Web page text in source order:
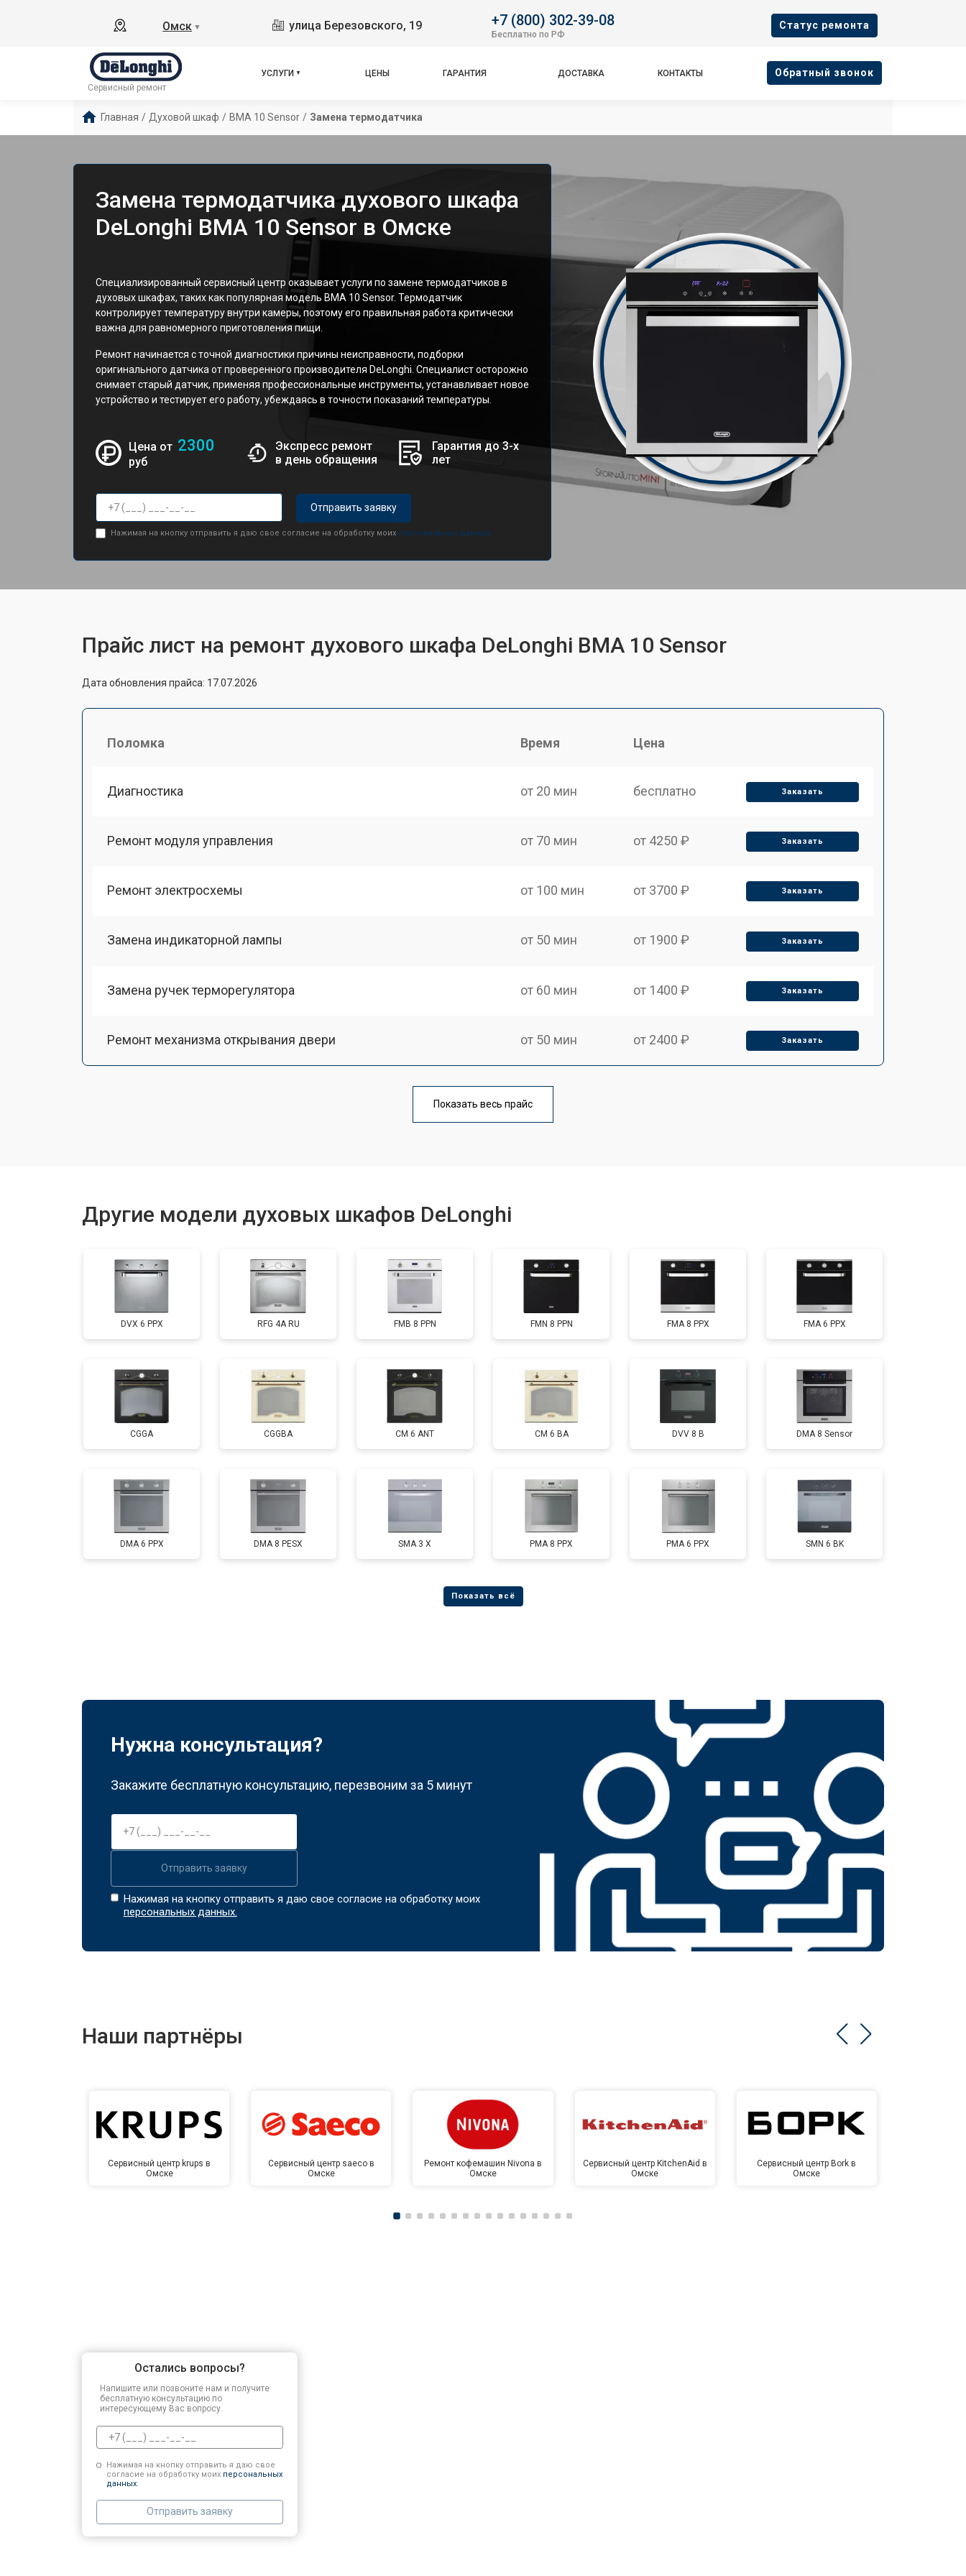
Омск ▼ улица Березовского, 19 +7 (800) 302-39-08
Бесплатно по РФ
Cтатус ремонта
Сервисный ремонт
УСЛУГИ ЦЕНЫ ГАРАНТИЯ ДОСТАВКА КОНТАКТЫ Oбратный звонок
Главная / Духовой шкаф / BMA 10 Sensor / Замена термодатчика
Замена термодатчика духового шкафа
DeLonghi BMA 10 Sensor в Омске
Специализированный сервисный центр оказывает услуги по замене термодатчиков в
духовых шкафах, таких как популярная модель BMA 10 Sensor. Термодатчик
контролирует температуру внутри камеры, поэтому его правильная работа критически
важна для равномерного приготовления пищи.
Ремонт начинается с точной диагностики причины неисправности, подборки
оригинального датчика от проверенного производителя DeLonghi. Специалист осторожно
снимает старый датчик, применяя профессиональные инструменты, устанавливает новое
устройство и тестирует его работу, убеждаясь в точности показаний температуры.
Цена от 2300
руб
Экспресс ремонт
в день обращения
Гарантия до 3-х
лет
Отправить заявку
Нажимая на кнопку отправить я даю свое согласие на обработку моих персональных данных.
Прайс лист на ремонт духового шкафа DeLonghi BMA 10 Sensor
Дата обновления прайса: 17.07.2026
Поломка Время Цена
Диагностика от 20 мин бесплатно Заказать
Ремонт модуля управления от 70 мин от 4250 ₽ Заказать
Ремонт электросхемы от 100 мин от 3700 ₽ Заказать
Замена индикаторной лампы от 50 мин от 1900 ₽ Заказать
Замена ручек терморегулятора от 60 мин от 1400 ₽ Заказать
Ремонт механизма открывания двери от 50 мин от 2400 ₽ Заказать
от 90 мин
Показать весь прайс
Другие модели духовых шкафов DeLonghi
DVX 6 PPX RFG 4A RU FMB 8 PPN FMN 8 PPN FMA 8 PPX FMA 6 PPX
CGGA CGGBA CM 6 ANT CM 6 BA DVV 8 B DMA 8 Sensor
DMA 6 PPX DMA 8 PESX SMA 3 X PMA 8 PPX PMA 6 PPX SMN 6 BK
Нужна консультация?
Закажите бесплатную консультацию, перезвоним за 5 минут
Отправить заявку
Нажимая на кнопку отправить я даю свое согласие на обработку моих
персональных данных.
Наши партнёры
Сервисный центр krups в
Омске
Сервисный центр saeco в
Омске
Ремонт кофемашин Nivona в
Омске
Сервисный центр KitchenAid в
Омске
Сервисный центр Bork в
Омске
Остались вопросы?
Напишите или позвоните нам и получите
бесплатную консультацию по
интересующему Вас вопросу.
Нажимая на кнопку отправить я даю свое
согласие на обработку моих персональных
данных.
Отправить заявку